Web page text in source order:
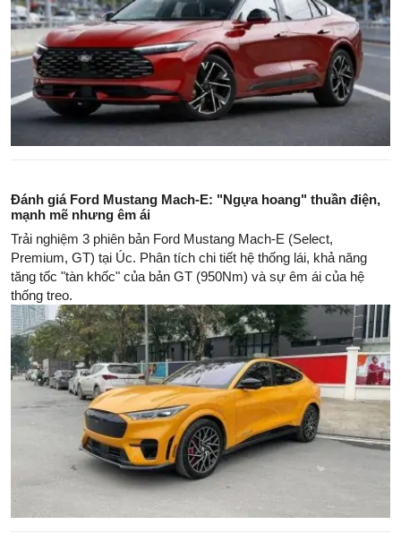
Đánh giá Ford Mustang Mach-E: "Ngựa hoang" thuần điện,
mạnh mẽ nhưng êm ái
Trải nghiệm 3 phiên bản Ford Mustang Mach-E (Select,
Premium, GT) tại Úc. Phân tích chi tiết hệ thống lái, khả năng
tăng tốc "tàn khốc" của bản GT (950Nm) và sự êm ái của hệ
thống treo.